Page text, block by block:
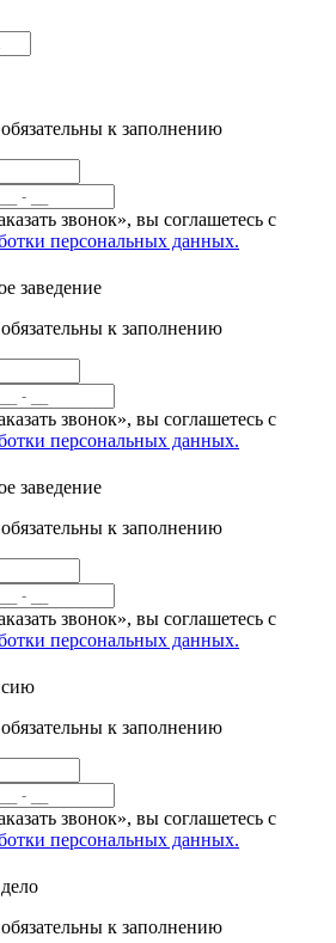
к заполнению
звонок», вы соглашетесь с
персональных данных.
заведение
к заполнению
звонок», вы соглашетесь с
персональных данных.
заведение
к заполнению
звонок», вы соглашетесь с
персональных данных.
к заполнению
звонок», вы соглашетесь с
персональных данных.
к заполнению